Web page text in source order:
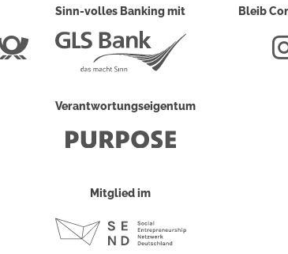
Deutsche
Sinn-volles Banking mit
Verantwortungseigentum
Mitglied im
Bleib